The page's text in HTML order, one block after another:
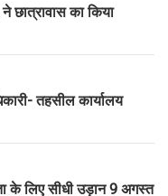
छात्रावास का किया
तहसील कार्यालय
के लिए सीधी उड़ान 9 अगस्त